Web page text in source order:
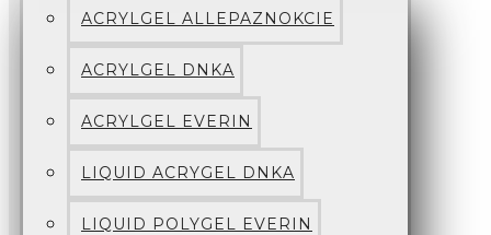
ACRYLGEL ALLEPAZNOKCIE
ACRYLGEL DNKA
ACRYLGEL EVERIN
LIQUID ACRYGEL DNKA
LIQUID POLYGEL EVERIN